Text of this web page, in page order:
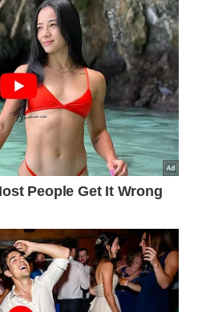
em cores,
permitindo criar
coloridas ou áreas que
ideais para delimitar